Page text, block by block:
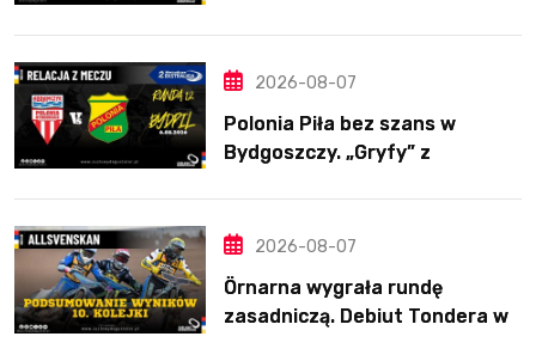
2026-08-07
Polonia Piła bez szans w
Bydgoszczy. „Gryfy” z
2026-08-07
Örnarna wygrała rundę
zasadniczą. Debiut Tondera w